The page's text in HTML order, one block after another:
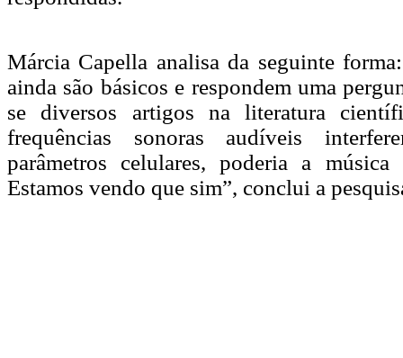
Márcia Capella analisa da seguinte
ainda são básicos e respondem uma
se diversos artigos na literatura
frequências sonoras audíveis
parâmetros celulares, poderia a música
Estamos vendo que sim”, conclui a